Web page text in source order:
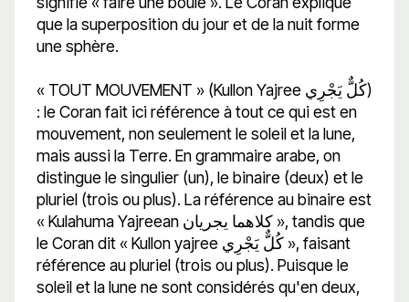
que la superposition du jour et de la nuit forme
une sphère.
« TOUT MOUVEMENT » (Kullon Yajree كُلٌّ يَجْرِي)
: le Coran fait ici référence à tout ce qui est en
mouvement, non seulement le soleil et la lune,
mais aussi la Terre. En grammaire arabe, on
distingue le singulier (un), le binaire (deux) et le
pluriel (trois ou plus). La référence au binaire est
« Kulahuma Yajreean كلاهما يجريان », tandis que
le Coran dit « Kullon yajree كُلٌّ يَجْرِي », faisant
référence au pluriel (trois ou plus). Puisque le
soleil et la lune ne sont considérés qu'en deux,